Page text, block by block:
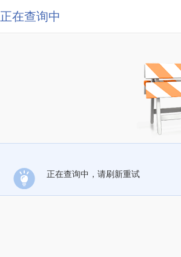
正在查询中
正在查询中，请刷新重试